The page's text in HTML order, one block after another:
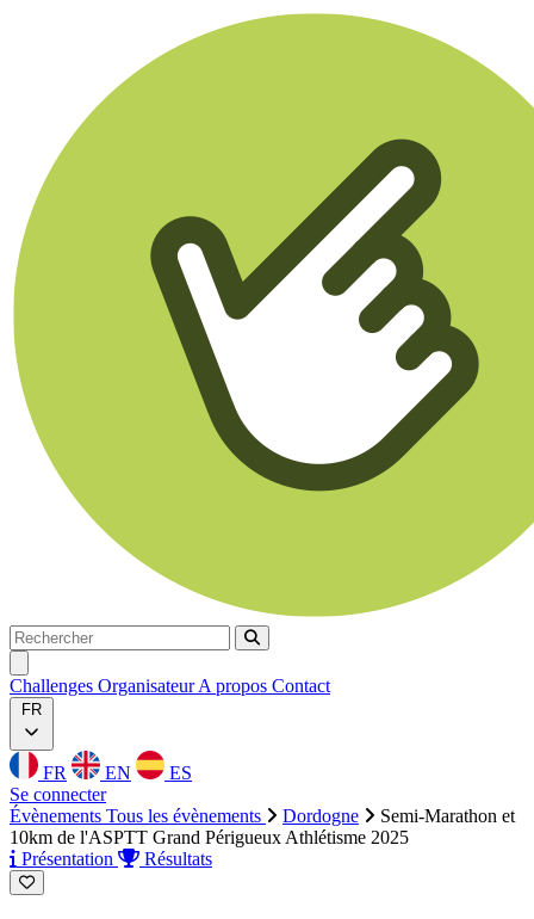
Rechercher
Rechercher
Challenges OrganisateurA propos Contact
FR
FR EN
ES
Se connecter
Évènements Tous les évènements Dordogne
Semi-Marathon et
10km de l'ASPTT Grand Périgueux Athlétisme 2025
Présentation
Résultats